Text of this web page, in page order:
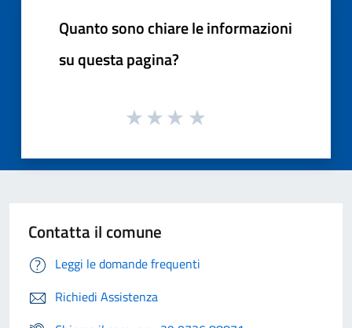
Quanto sono chiare le informazioni
su questa pagina?
Contatta il comune
Leggi le domande frequenti
Richiedi Assistenza